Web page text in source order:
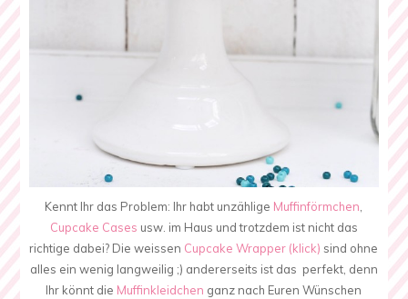
Kennt Ihr das Problem: Ihr habt unzählige Muffinförmchen
Cupcake Cases usw. im Haus und trotzdem ist nicht das
richtige dabei? Die weissen Cupcake Wrapper (klick) sind ohne
alles ein wenig langweilig ;) andererseits ist das perfekt, denn
Ihr könnt die Muffinkleidchen ganz nach Euren Wünschen